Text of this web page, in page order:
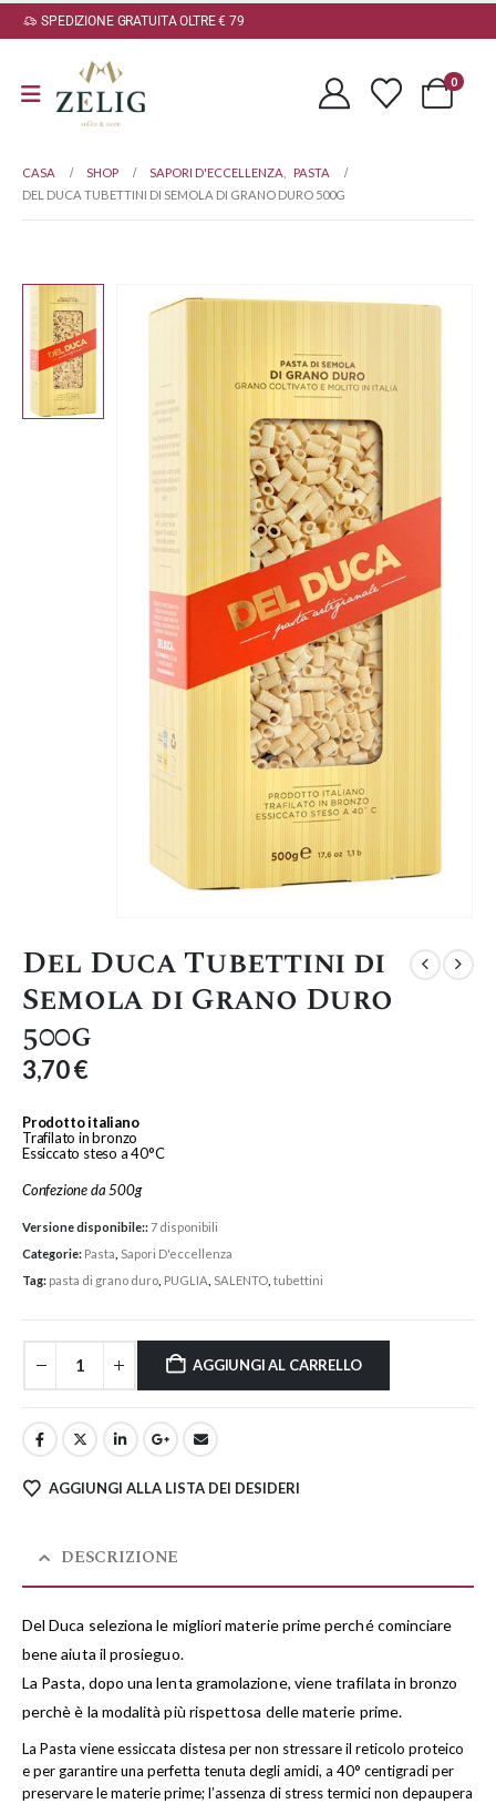
SPEDIZIONE GRATUITA OLTRE € 79
0
CASA SHOP SAPORI D'ECCELLENZA
PASTA
DEL DUCA TUBETTINI DI SEMOLA DI GRANO DURO 500G
Del Duca Tubettini di
Semola di Grano Duro
500g
3,70€
Prodotto italiano
Trafilato in bronzo
Essiccato steso a 40°C
Confezione da 500g
Versione disponibile::7 disponibili
Categorie: Pasta Sapori D'eccellenza
Tag: pasta di grano duro PUGLIA SALENTO tubettini
AGGIUNGI AL CARRELLO
AGGIUNGI ALLA LISTA DEI DESIDERI
DESCRIZIONE
Del Duca seleziona le migliori materie prime perché cominciare
bene aiuta il prosieguo.
La Pasta, dopo una lenta gramolazione, viene trafilata in bronzo
perchè è la modalità più rispettosa delle materie prime.
La Pasta viene essiccata distesa per non stressare il reticolo proteico
e per garantire una perfetta tenuta degli amidi, a 40° centigradi per
preservare le materie prime; l’assenza di stress termici non depaupera